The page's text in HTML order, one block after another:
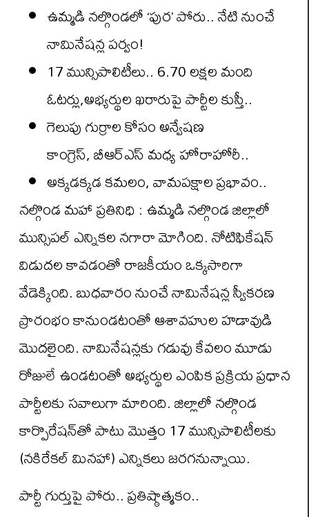
ఉమ్మడి నల్గొండలో ‘పుర’ పోరు.. నేటి నుంచే
నామినేషన్ల పర్వం!
17 మున్సిపాలిటీలు.. 6.70 లక్షల మంది
ఓటర్లు,అభ్యర్థుల ఖరారుపై పార్టీల కుస్తీ..
గెలుపు గుర్రాల కోసం అన్వేషణ
కాంగ్రెస్, బీఆర్ఎస్ మధ్య హోరాహోరీ..
అక్కడక్కడ కమలం, వామపక్షాల ప్రభావం..
నల్గొండ మహా ప్రతినిధి : ఉమ్మడి నల్గొండ జిల్లాలో
మున్సిపల్ ఎన్నికల నగారా మోగింది. నోటిఫికేషన్
విడుదల కావడంతో రాజకీయం ఒక్కసారిగా
వేడెక్కింది. బుధవారం నుంచే నామినేషన్ల స్వీకరణ
ప్రారంభం కానుండటంతో ఆశావహుల హడావుడి
మొదలైంది. నామినేషన్లకు గడువు కేవలం మూడు
రోజులే ఉండటంతో అభ్యర్థుల ఎంపిక ప్రక్రియ ప్రధాన
పార్టీలకు సవాలుగా మారింది. జిల్లాలో నల్గొండ
కార్పొరేషన్‌తో పాటు మొత్తం 17 మున్సిపాలిటీలకు
(నకిరేకల్ మినహా) ఎన్నికలు జరగనున్నాయి.
పార్టీ గుర్తుపై పోరు.. ప్రతిష్ఠాత్మకం..